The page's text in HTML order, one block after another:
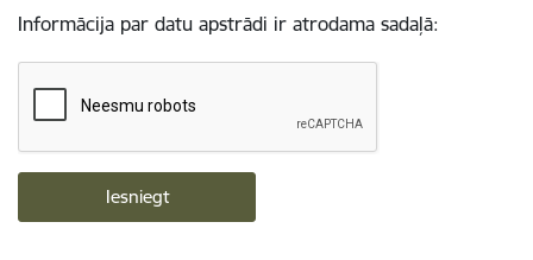
Informācija par datu apstrādi ir atrodama sadaļā: